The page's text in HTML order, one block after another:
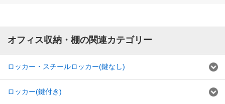
オフィス収納・棚の関連カテゴリー
ロッカー・スチールロッカー(鍵なし)
ロッカー(鍵付き)